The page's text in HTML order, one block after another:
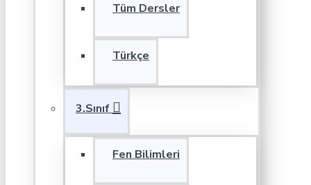
Tüm Dersler
Türkçe
3.Sınıf
Fen Bilimleri